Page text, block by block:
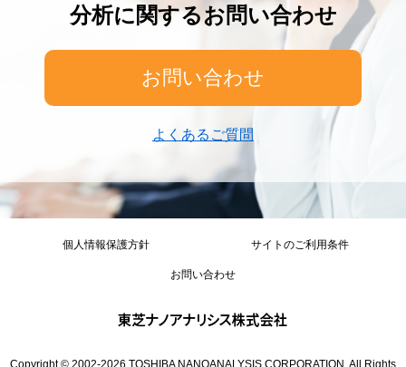
分析に関するお問い合わせ
お問い合わせ
よくあるご質問
個人情報保護方針 サイトのご利用条件
お問い合わせ